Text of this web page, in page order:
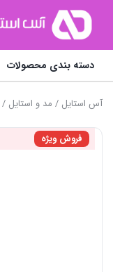
دسته بندی محصولات
آس استایل / مد و استایل /
فروش ویژه